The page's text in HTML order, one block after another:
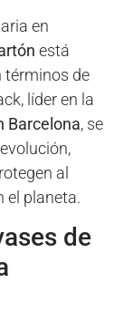
en
está
términos de
líder en la
Barcelona, se
al
el planeta.
de